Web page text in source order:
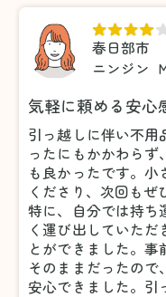
春日部市
ニンジン
気軽に頼める安心
引っ越しに伴い不用
ったにもかかわら
も良かったです。
くださり、次回もぜ
特に、自分では持ち
く運び出していた
とができました。
そのままだったので
安心できました。引